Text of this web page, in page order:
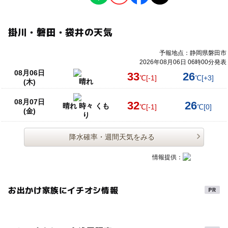
掛川・磐田・袋井の天気
予報地点：静岡県磐田市
2026年08月06日 06時00分発表
08月06日
(木)
晴れ 33℃[-1] 26℃[+3]
08月07日
(金)
晴れ 時々 くも
り
32℃[-1] 26℃[0]
降水確率・週間天気をみる
情報提供：
お出かけ家族にイチオシ情報